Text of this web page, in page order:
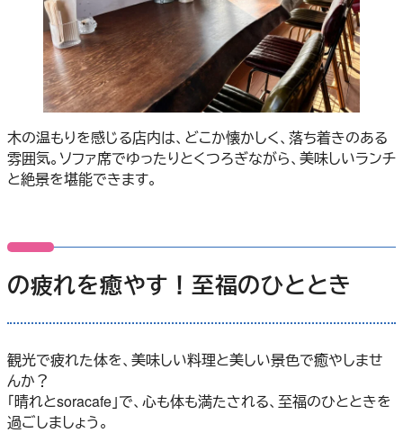
木の温もりを感じる店内は、どこか懐かしく、落ち着きのある
雰囲気。ソファ席でゆったりとくつろぎながら、美味しいランチ
と絶景を堪能できます。
の疲れを癒やす！至福のひととき
観光で疲れた体を、美味しい料理と美しい景色で癒やしませ
んか？
「晴れとsoracafe」で、心も体も満たされる、至福のひとときを
過ごしましょう。